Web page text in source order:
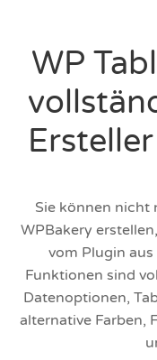
WP
Sie können nicht
WPBakery
vom Plugin
Funktionen sind
Datenoptionen,
alternative Farben,